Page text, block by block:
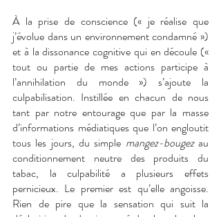
À la prise de conscience (« je réalise que
j’évolue dans un environnement condamné »)
et à la dissonance cognitive qui en découle («
tout ou partie de mes actions participe à
l’annihilation du monde ») s’ajoute la
culpabilisation. Instillée en chacun de nous
tant par notre entourage que par la masse
d’informations médiatiques que l’on engloutit
tous les jours, du simple mangez-bougez au
conditionnement neutre des produits du
tabac, la culpabilité a plusieurs effets
pernicieux. Le premier est qu’elle angoisse.
Rien de pire que la sensation qui suit la